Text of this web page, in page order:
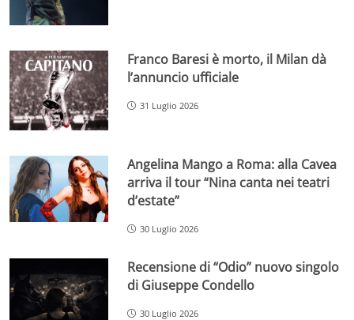
Franco Baresi è morto, il Milan dà
l’annuncio ufficiale
31 Luglio 2026
Angelina Mango a Roma: alla Cavea
arriva il tour “Nina canta nei teatri
d’estate”
30 Luglio 2026
Recensione di “Odio” nuovo singolo
di Giuseppe Condello
30 Luglio 2026